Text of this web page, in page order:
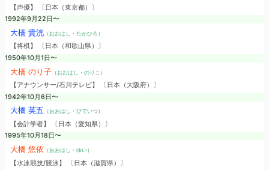
【声優】 〔日本（東京都）〕
1992年9月22日〜
大橋 貴洸（おおはし・たかひろ）
【将棋】 〔日本（和歌山県）〕
1950年10月1日〜
大橋 のり子（おおはし・のりこ）
【アナウンサー/石川テレビ】 〔日本（大阪府）〕
1942年10月6日〜
大橋 英五 （おおはし・ひでいつ）
【会計学者】 〔日本（愛知県）〕
1995年10月18日〜
大橋 悠依 （おおはし・ゆい）
【水泳競技/競泳】 〔日本（滋賀県）〕